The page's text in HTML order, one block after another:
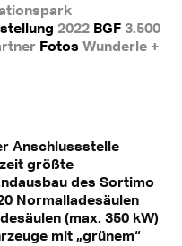
2022 BGF 3.500
Fotos Wunderle +
Anschlussstelle
größte
des Sortimo
Normalladesäulen
(max. 350 kW)
mit „grünem“